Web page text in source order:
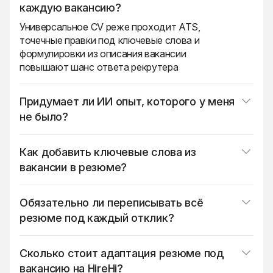
каждую вакансию?
Универсальное CV реже проходит ATS,
точечные правки под ключевые слова и
формулировки из описания вакансии
повышают шанс ответа рекрутера
Придумает ли ИИ опыт, которого у меня
не было?
фактах, меняются акценты и формулировки
без выдуманных проектов и компаний
Как добавить ключевые слова из
вакансии в резюме?
предложит правки по секциям: куда встроить
навыки и термины из описания естественно,
без переспама
Обязательно ли переписывать всё
резюме под каждый отклик?
навыки и несколько пунктов опыта под
требования конкретной IT вакансии
Сколько стоит адаптация резюме под
вакансию на HireHi?